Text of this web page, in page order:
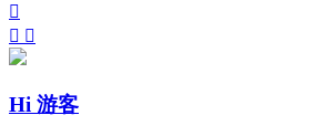

 
Hi 游客